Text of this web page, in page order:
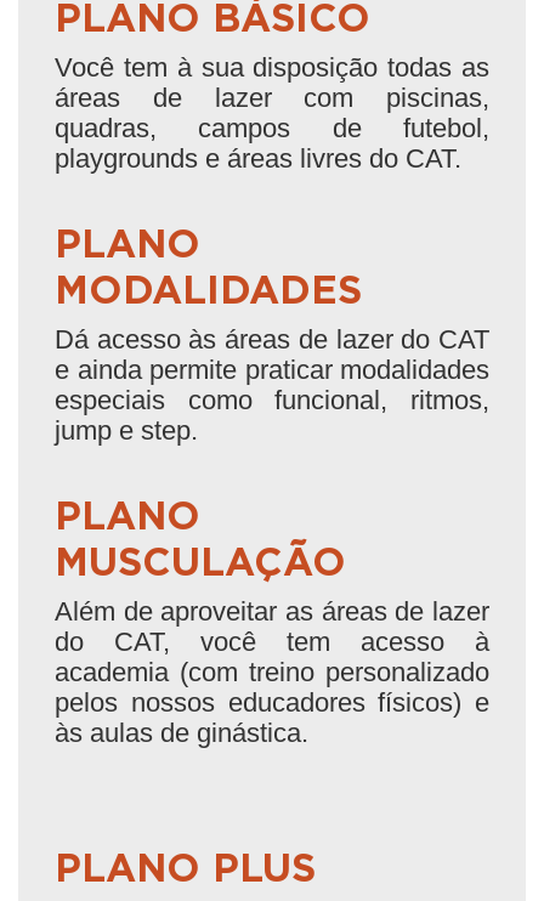
PLANO BÁSICO
Você tem à sua disposição todas as
áreas de lazer com piscinas,
quadras, campos de futebol,
playgrounds e áreas livres do CAT.
PLANO
MODALIDADES
Dá acesso às áreas de lazer do CAT
e ainda permite praticar modalidades
especiais como funcional, ritmos,
jump e step.
PLANO
MUSCULAÇÃO
Além de aproveitar as áreas de lazer
do CAT, você tem acesso à
academia (com treino personalizado
pelos nossos educadores físicos) e
às aulas de ginástica.
PLANO PLUS